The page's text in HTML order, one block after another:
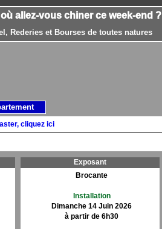
allez-vous chiner ce week-end ?
Rederies et Bourses de toutes natures
cliquez ici
Exposant
Brocante
Installation
Dimanche 14 Juin 2026
à partir de 6h30